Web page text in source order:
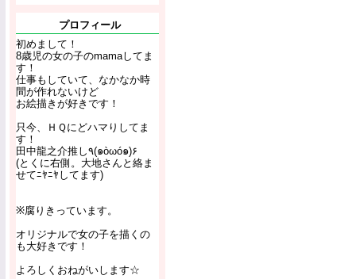
プロフィール
初めまして！
8歳児の女の子のmamaしてま
す！
仕事もしていて、なかなか時
間が作れないけど
お絵描きが好きです！
只今、ＨＱにどハマりしてま
す！
田中龍之介推し٩(๑òωó๑)۶
(とくに右側。大地さんと絡ま
せてﾆﾔﾆﾔしてます)
※腐りきっています。
オリジナルで女の子を描くの
も大好きです！
よろしくおねがいします☆